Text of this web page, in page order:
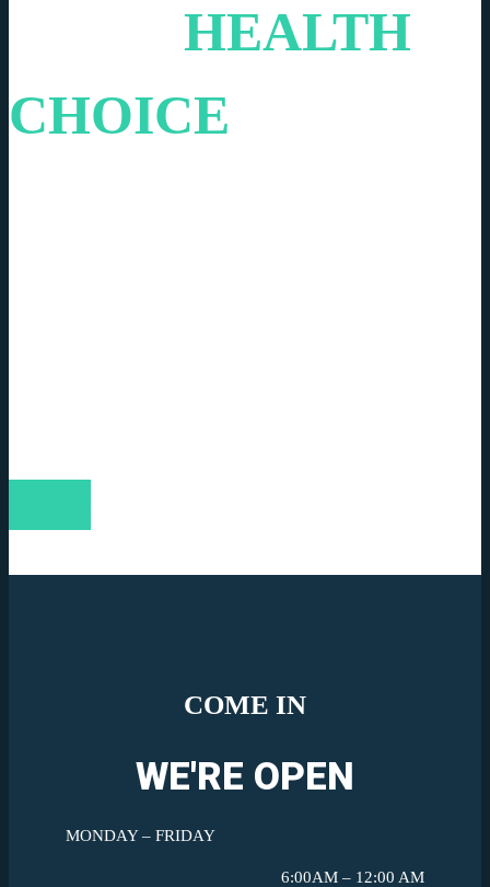
HEALTH
CHOICE
COME IN
WE'RE OPEN
MONDAY – FRIDAY
6:00AM – 12:00 AM